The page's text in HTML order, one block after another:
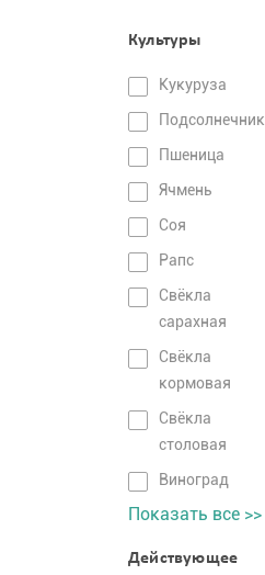
Культуры
Кукуруза
Подсолнечник
Пшеница
Ячмень
Соя
Рапс
Свёкла
сарахная
Свёкла
кормовая
Свёкла
столовая
Виноград
Показать все >>
Действующее